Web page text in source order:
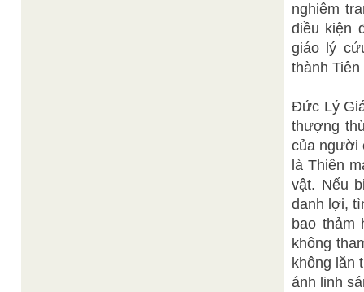
nghiêm
điều kiện
giáo lý
thành
Đức Lý
thượng
của người
là Thiên
vật. Nếu
danh lợi,
bao thảm
không
không lăn
ánh linh